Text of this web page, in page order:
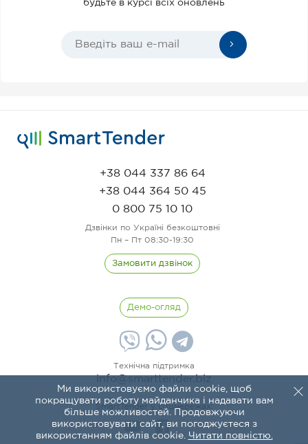
будьте в курсі всіх оновлень
Ми використовуємо файли cookie, щоб
покращувати роботу майданчика і надавати вам
більше можливостей. Продовжуючи
використовувати сайт, ви погоджуєтеся з
використанням файлів cookie.
Читати повністю.
+38 044 337 86 64
+38 044 364 50 45
0 800 75 10 10
Дзвінки по Україні безкоштовні
Пн – Пт 08:30-19:30
Замовити дзвінок
Технічна підтримка
info@smarttender.biz
Демо-огляд
SmartTender у соцмережах: